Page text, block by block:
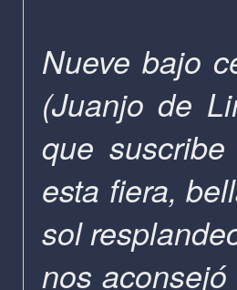
Nueve bajo
(Juanjo de
que
esta fiera,
sol
nos